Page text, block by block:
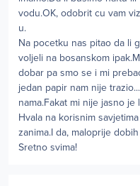
vodu.OK, odobrit cu vam
u.
Na pocetku nas pitao da li
voljeli na bosanskom
dobar pa smo se i mi
jedan papir nam nije
nama.Fakat mi nije jasno
Hvala na korisnim
zanima.I da, maloprije
Sretno svima!